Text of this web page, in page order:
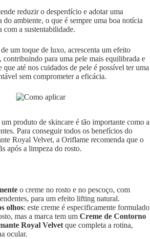
reduzir o desperdício e adotar uma
do ambiente, o que é sempre uma boa notícia
com a sustentabilidade.
um toque de luxo, acrescenta um efeito
para uma pele mais equilibrada e
até nos cuidados de pele é possível ter uma
sem comprometer a eficácia.
produto de skincare é tão importante como a
Para conseguir todos os benefícios do
Royal Velvet, a Oriflame recomenda que o
após a limpeza do rosto.
o creme no rosto e no pescoço, com
para um efeito lifting natural.
olhos: este creme é especificamente formulado
mas a marca tem um Creme de Contorno
Royal Velvet que completa a rotina,
ocular.